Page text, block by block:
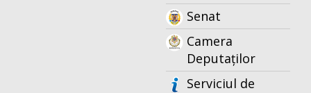
Senat
Camera
Deputaților
Serviciul de